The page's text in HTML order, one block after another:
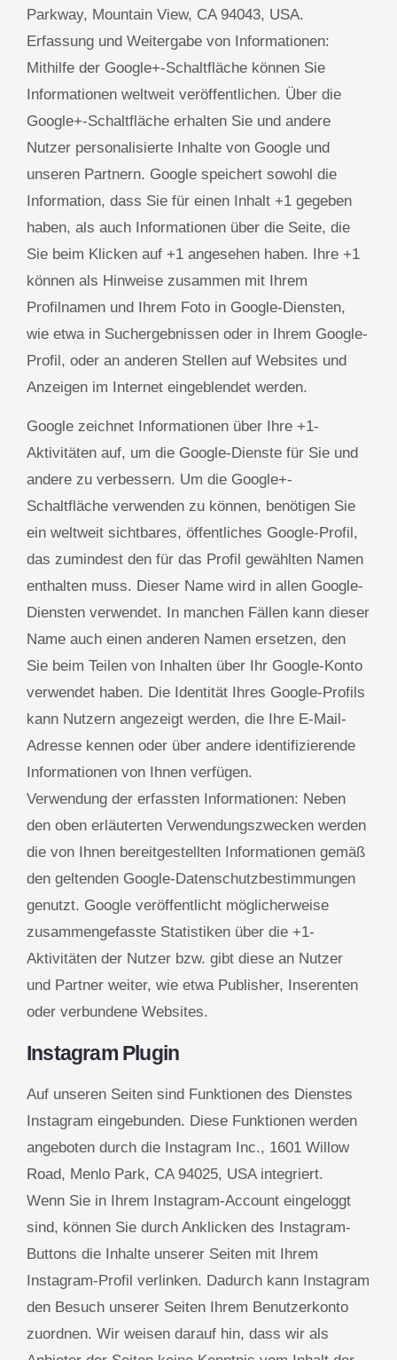
Parkway, Mountain View, CA 94043, USA.
Erfassung und Weitergabe von Informationen:
Mithilfe der Google+-Schaltfläche können Sie
Informationen weltweit veröffentlichen. Über die
Google+-Schaltfläche erhalten Sie und andere
Nutzer personalisierte Inhalte von Google und
unseren Partnern. Google speichert sowohl die
Information, dass Sie für einen Inhalt +1 gegeben
haben, als auch Informationen über die Seite, die
Sie beim Klicken auf +1 angesehen haben. Ihre +1
können als Hinweise zusammen mit Ihrem
Profilnamen und Ihrem Foto in Google-Diensten,
wie etwa in Suchergebnissen oder in Ihrem Google-
Profil, oder an anderen Stellen auf Websites und
Anzeigen im Internet eingeblendet werden.
Google zeichnet Informationen über Ihre +1-
Aktivitäten auf, um die Google-Dienste für Sie und
andere zu verbessern. Um die Google+-
Schaltfläche verwenden zu können, benötigen Sie
ein weltweit sichtbares, öffentliches Google-Profil,
das zumindest den für das Profil gewählten Namen
enthalten muss. Dieser Name wird in allen Google-
Diensten verwendet. In manchen Fällen kann dieser
Name auch einen anderen Namen ersetzen, den
Sie beim Teilen von Inhalten über Ihr Google-Konto
verwendet haben. Die Identität Ihres Google-Profils
kann Nutzern angezeigt werden, die Ihre E-Mail-
Adresse kennen oder über andere identifizierende
Informationen von Ihnen verfügen.
Verwendung der erfassten Informationen: Neben
den oben erläuterten Verwendungszwecken werden
die von Ihnen bereitgestellten Informationen gemäß
den geltenden Google-Datenschutzbestimmungen
genutzt. Google veröffentlicht möglicherweise
zusammengefasste Statistiken über die +1-
Aktivitäten der Nutzer bzw. gibt diese an Nutzer
und Partner weiter, wie etwa Publisher, Inserenten
oder verbundene Websites.
Instagram Plugin
Auf unseren Seiten sind Funktionen des Dienstes
Instagram eingebunden. Diese Funktionen werden
angeboten durch die Instagram Inc., 1601 Willow
Road, Menlo Park, CA 94025, USA integriert.
Wenn Sie in Ihrem Instagram-Account eingeloggt
sind, können Sie durch Anklicken des Instagram-
Buttons die Inhalte unserer Seiten mit Ihrem
Instagram-Profil verlinken. Dadurch kann Instagram
den Besuch unserer Seiten Ihrem Benutzerkonto
zuordnen. Wir weisen darauf hin, dass wir als